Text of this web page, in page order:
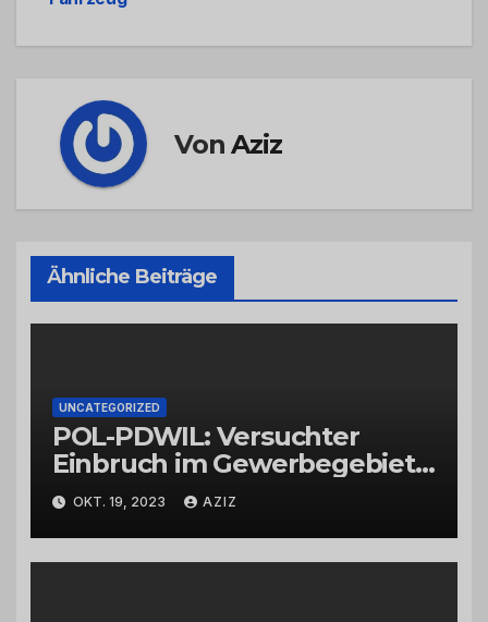
VonAziz
Ähnliche Beiträge
UNCATEGORIZED
POL-PDWIL: Versuchter
Einbruch im Gewerbegebiet
Wittlich
OKT. 19, 2023 AZIZ